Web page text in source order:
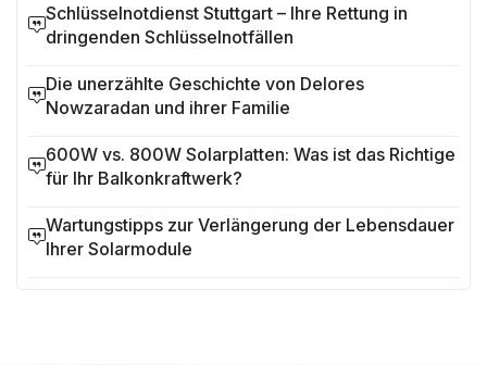
Schlüsselnotdienst Stuttgart – Ihre Rettung in
dringenden Schlüsselnotfällen
Die unerzählte Geschichte von Delores
Nowzaradan und ihrer Familie
600W vs. 800W Solarplatten: Was ist das Richtige
für Ihr Balkonkraftwerk?
Wartungstipps zur Verlängerung der Lebensdauer
Ihrer Solarmodule